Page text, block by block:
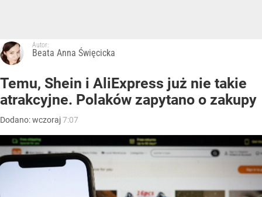
Autor:
Beata Anna Święcicka
Temu, Shein i AliExpress już nie takie
atrakcyjne. Polaków zapytano o zakupy
Dodano:wczoraj7:07